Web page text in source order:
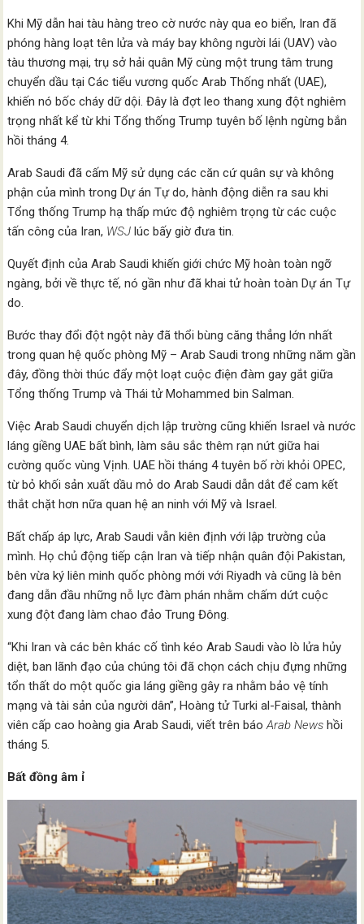
Khi Mỹ dẫn hai tàu hàng treo cờ nước này qua eo biển, Iran đã
phóng hàng loạt tên lửa và máy bay không người lái (UAV) vào
tàu thương mại, trụ sở hải quân Mỹ cùng một trung tâm trung
chuyển dầu tại Các tiểu vương quốc Arab Thống nhất (UAE),
khiến nó bốc cháy dữ dội. Đây là đợt leo thang xung đột nghiêm
trọng nhất kể từ khi Tổng thống Trump tuyên bố lệnh ngừng bắn
hồi tháng 4.
Arab Saudi đã cấm Mỹ sử dụng các căn cứ quân sự và không
phận của mình trong Dự án Tự do, hành động diễn ra sau khi
Tổng thống Trump hạ thấp mức độ nghiêm trọng từ các cuộc
tấn công của Iran, WSJ lúc bấy giờ đưa tin.
Quyết định của Arab Saudi khiến giới chức Mỹ hoàn toàn ngỡ
ngàng, bởi về thực tế, nó gần như đã khai tử hoàn toàn Dự án Tự
do.
Bước thay đổi đột ngột này đã thổi bùng căng thẳng lớn nhất
trong quan hệ quốc phòng Mỹ – Arab Saudi trong những năm gần
đây, đồng thời thúc đẩy một loạt cuộc điện đàm gay gắt giữa
Tổng thống Trump và Thái tử Mohammed bin Salman.
Việc Arab Saudi chuyển dịch lập trường cũng khiến Israel và nước
láng giềng UAE bất bình, làm sâu sắc thêm rạn nứt giữa hai
cường quốc vùng Vịnh. UAE hồi tháng 4 tuyên bố rời khỏi OPEC,
từ bỏ khối sản xuất dầu mỏ do Arab Saudi dẫn dắt để cam kết
thắt chặt hơn nữa quan hệ an ninh với Mỹ và Israel.
Bất chấp áp lực, Arab Saudi vẫn kiên định với lập trường của
mình. Họ chủ động tiếp cận Iran và tiếp nhận quân đội Pakistan,
bên vừa ký liên minh quốc phòng mới với Riyadh và cũng là bên
đang dẫn đầu những nỗ lực đàm phán nhằm chấm dứt cuộc
xung đột đang làm chao đảo Trung Đông.
“Khi Iran và các bên khác cố tình kéo Arab Saudi vào lò lửa hủy
diệt, ban lãnh đạo của chúng tôi đã chọn cách chịu đựng những
tổn thất do một quốc gia láng giềng gây ra nhằm bảo vệ tính
mạng và tài sản của người dân”, Hoàng tử Turki al-Faisal, thành
viên cấp cao hoàng gia Arab Saudi, viết trên báoArab News hồi
tháng 5.
Bất đồng âm ỉ